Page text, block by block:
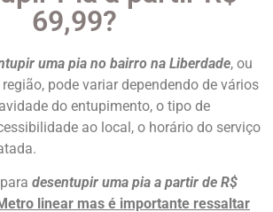
69,99?
uma pia no bairro na Liberdade, ou
pode variar dependendo de vários
do entupimento, o tipo de
ao local, o horário do serviço
desentupir uma pia a partir de R$
linear mas é importante ressaltar